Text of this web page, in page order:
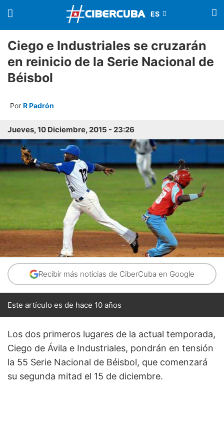
Ciego e Industriales se cruzarán
en reinicio de la Serie Nacional de
Béisbol
Por R Padrón
Jueves, 10 Diciembre, 2015 - 23:26
Recibir más noticias de CiberCuba en Google
Este artículo es de hace 10 años
Los dos primeros lugares de la actual temporada,
Ciego de Ávila e Industriales, pondrán en tensión
la 55 Serie Nacional de Béisbol, que comenzará
su segunda mitad el 15 de diciembre.